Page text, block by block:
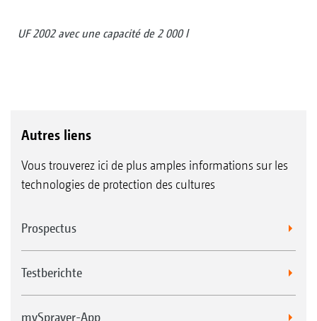
UF 2002 avec une capacité de 2 000 l
Autres liens
Vous trouverez ici de plus amples informations sur les
technologies de protection des cultures
Prospectus
Testberichte
mySprayer-App